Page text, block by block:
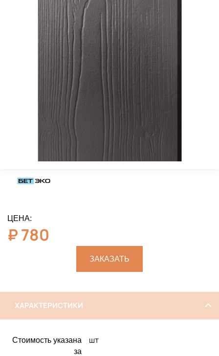
ЦЕНА:
₽780
ЗАКАЗАТЬ
ХАРАКТЕРИСТИКИ
Стоимость указана
за
шт